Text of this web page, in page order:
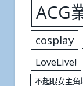
ACG
cosplay
LoveLive!
不起眼女主角